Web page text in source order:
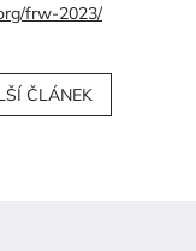
frw-2023/
ČLÁNEK